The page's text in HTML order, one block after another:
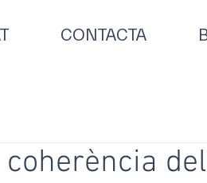
CONTACTA
coherència del